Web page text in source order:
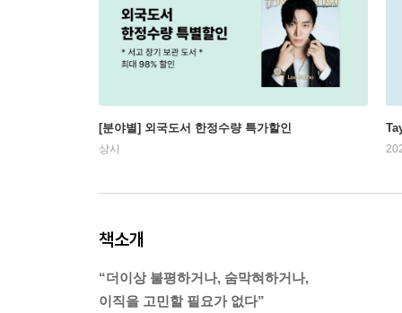
[분야별] 외국도서 한정수량 특가할인
상시
책소개
“더이상 불평하거나, 숨막혀하거나,
이직을 고민할 필요가 없다”